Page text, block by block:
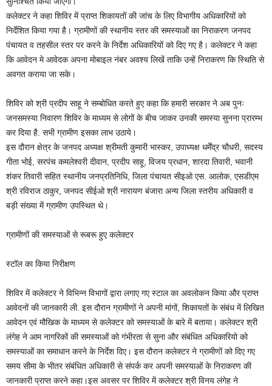
कलेक्टर ने कहा शिविर में प्राप्त शिकायतों की जांच के लिए विभागीय अधिकारियों को
निर्देशित किया गया है। ग्रामीणों की स्थानीय स्तर की समस्याओं का निराकरण जनपद
पंचायत व तहसील स्तर पर करने के निर्देश अधिकारियों को दिए गए है। कलेक्टर ने कहा
कि आवेदन मे आवेदक अपना मोबाइल नंबर अवश्य लिखें ताकि उन्हें निराकरण कि स्थिति से
अवगत कराया जा सके।
शिविर को श्री प्रदीप साहू ने सम्बोधित करते हुए कहा कि हमारी सरकार ने अब पुनः
जनसमस्या निवारण शिविर के माध्यम से लोगों के बीच जाकर उनकी समस्या सुनना प्रारम्भ
कर दिया है. सभी ग्रामीण इसका लाभ उठाये।
इस दौरान क्षेत्र के जनपद अध्यक्ष श्रीमती कुमारी भास्कर, उपाध्यक्ष धर्मेंद्र चौधरी, सदस्य
गीता भोई, सरपंच कमलेश्वरी दीवान, प्रदीप साहू, विजय प्रधान, शारदा तिवारी, भवानी
शंकर तिवारी सहित स्थानीय जनप्रतिनिधि, जिला पंचायत सीइओ एस. आलोक, एसडीएम
श्री रविराज ठाकुर, जनपद सीईओ श्री नारायण बंजारा अन्य जिला स्तरीय अधिकारी व
बड़ी संख्या में ग्रामीण उपस्थित थे।
ग्रामीणों की समस्याओं से रूबरू हुए कलेक्टर
स्टॉल का किया निरीक्षण
शिविर में कलेक्टर ने विभिन्न विभागों द्वारा लगाए गए स्टाल का अवलोकन किया और प्राप्त
आवेदनों की जानकारी ली. इस दौरान ग्रामीणों ने अपनी मांगों, शिकायतों के संबंध में लिखित
आवेदन एवं मौखिक के माध्यम से कलेक्टर को समस्याओं के बारे में बताया। कलेक्टर श्री
लंगेह ने आम नागरिकों की समस्याओं को गंभीरता से सुना और संबंधित अधिकारियो को
समस्याओं का समाधान करने के निर्देश दिए। इस दौरान कलेक्टर ने ग्रामीणों को दिए गए
समय सीमा के भीतर संबंधित अधिकारी से संपर्क कर अपनी समस्याओं के निराकरण की
जानकारी प्राप्त करने कहा।इस अवसर पर शिविर में कलेक्टर श्री विनय लंगेह ने